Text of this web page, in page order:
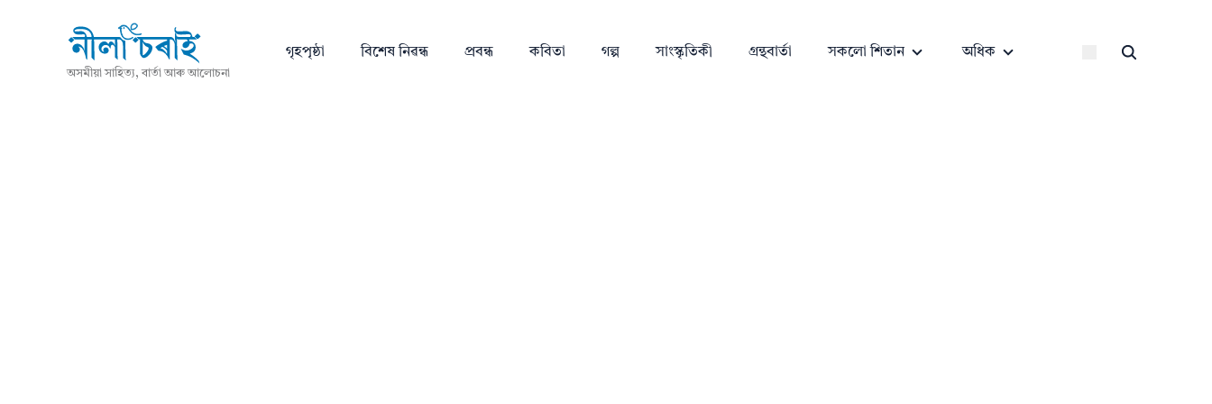
অসমীয়া সাহিত্য, বাৰ্তা আৰু আলোচনা
গৃহপৃষ্ঠা বিশেষ নিৱন্ধ প্ৰবন্ধ কবিতা গল্প সাংস্কৃতিকী গ্ৰন্থবাৰ্তা সকলো শিতান অধিক